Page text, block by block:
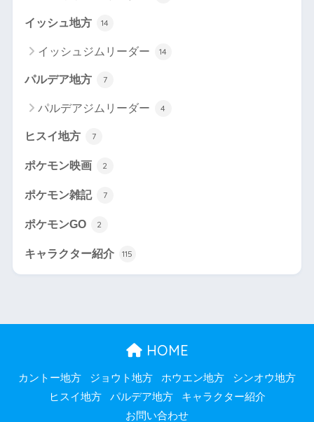
イッシュ地方 14
イッシュジムリーダー 14
パルデア地方 7
パルデアジムリーダー 4
ヒスイ地方 7
ポケモン映画 2
ポケモン雑記 7
ポケモンGO 2
キャラクター紹介 115
HOME
カントー地方 ジョウト地方 ホウエン地方
シンオウ地方
ヒスイ地方
パルデア地方
キャラクター紹介
お問い合わせ